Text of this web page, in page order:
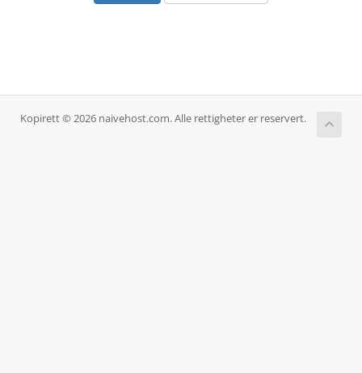
Kopirett © 2026 naivehost.com. Alle rettigheter er reservert.